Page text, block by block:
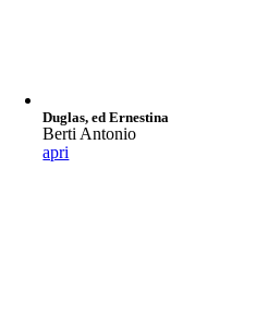
Duglas, ed Ernestina
Berti Antonio
apri